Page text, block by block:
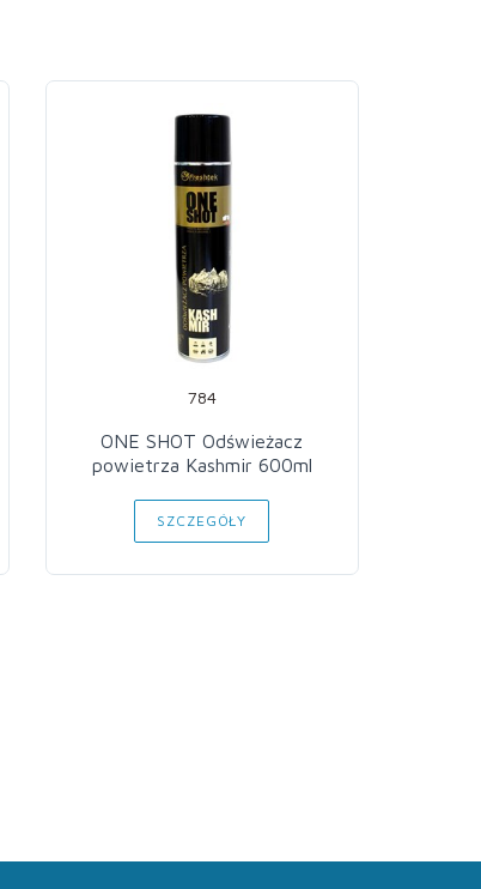
784
ONE SHOT Odświeżacz
powietrza Kashmir 600ml
SZCZEGÓŁY